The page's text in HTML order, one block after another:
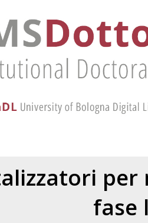
per
fase